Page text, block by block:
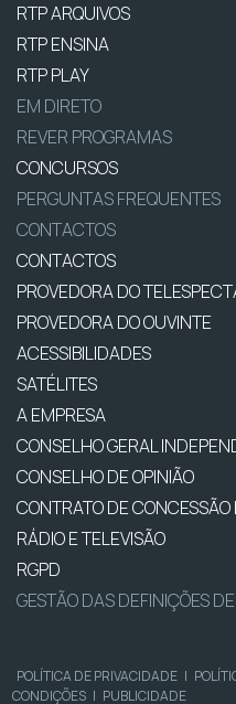
RTP ARQUIVOS
RTP ENSINA
RTP PLAY
EM DIRETO
REVER PROGRAMAS
CONCURSOS
PERGUNTAS FREQUENTES
CONTACTOS
CONTACTOS
PROVEDORA DO
PROVEDORA DO OUVINTE
ACESSIBILIDADES
SATÉLITES
A EMPRESA
CONSELHO GERAL
CONSELHO DE OPINIÃO
CONTRATO DE
RÁDIO E TELEVISÃO
RGPD
GESTÃO DAS DEFINIÇÕES
POLÍTICA DE PRIVACIDADE |
CONDIÇÕES | PUBLICIDADE